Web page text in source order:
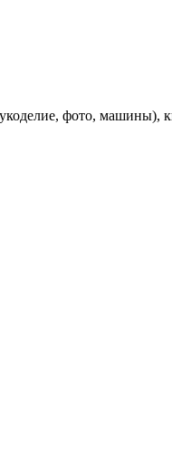
фото,